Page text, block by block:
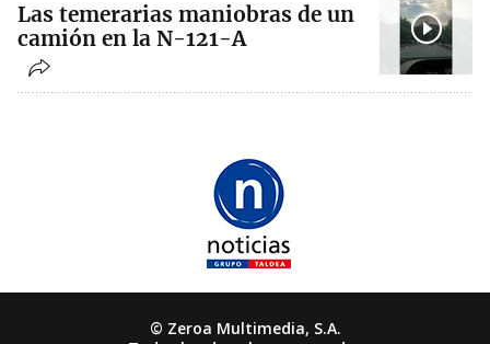
Las temerarias maniobras de un
camión en la N-121-A
© Zeroa Multimedia, S.A.